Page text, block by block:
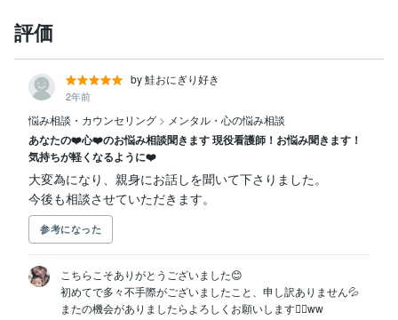
評価
by 鮭おにぎり好き
2年前
悩み相談・カウンセリング > メンタル・心の悩み相談
あなたの❤️心❤️のお悩み相談聞きます 現役看護師！お悩み聞きます！
気持ちが軽くなるように❤️
大変為になり、親身にお話しを聞いて下さりました。
今後も相談させていただきます。
参考になった
こちらこそありがとうございました😊
初めてで多々不手際がございましたこと、申し訳ありません💦
またの機会がありましたらよろしくお願いします🙇‍♀️ww